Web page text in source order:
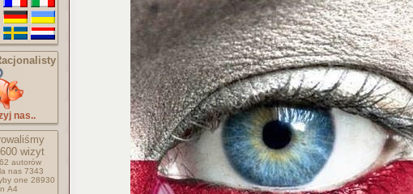
nas..
wizyt
autorów
nas 7343
one 28930
A4